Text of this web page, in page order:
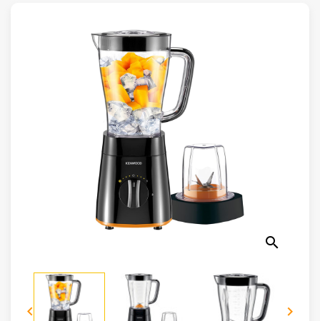
Electroménager
Sécurité
search
 